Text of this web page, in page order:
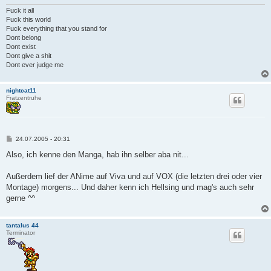
Fuck it all
Fuck this world
Fuck everything that you stand for
Dont belong
Dont exist
Dont give a shit
Dont ever judge me
nightcat11
Fratzentruhe
P
s
24.07.2005 - 20:31
Also, ich kenne den Manga, hab ihn selber aba nit...
Außerdem lief der ANime auf Viva und auf VOX (die letzten drei oder vier
Montage) morgens... Und daher kenn ich Hellsing und mag's auch sehr
gerne ^^
tantalus 44
Terminator